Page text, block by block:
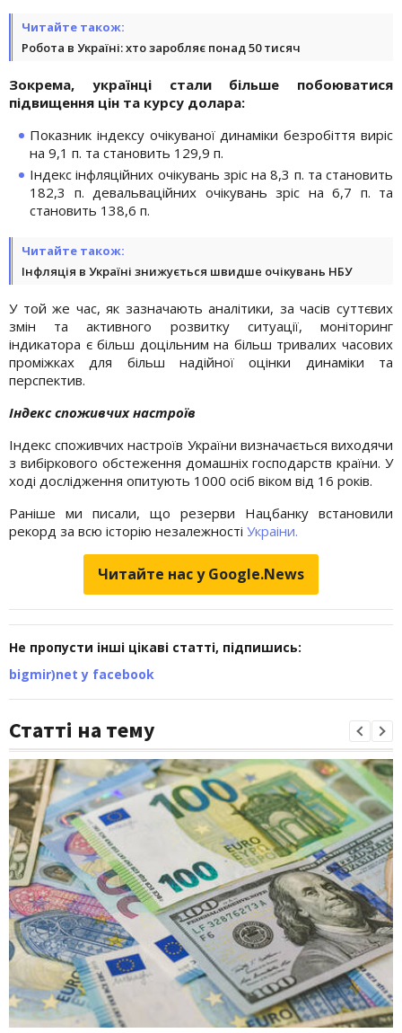
Читайте також:
Робота в Україні: хто заробляє понад 50 тисяч
Зокрема, українці стали більше побоюватися
підвищення цін та курсу долара:
Показник індексу очікуваної динаміки безробіття виріс
на 9,1 п. та становить 129,9 п.
Індекс інфляційних очікувань зріс на 8,3 п. та становить
182,3 п. девальваційних очікувань зріс на 6,7 п. та
становить 138,6 п.
Читайте також:
Інфляція в Україні знижується швидше очікувань НБУ
У той же час, як зазначають аналітики, за часів суттєвих
змін та активного розвитку ситуації, моніторинг
індикатора є більш доцільним на більш тривалих часових
проміжках для більш надійної оцінки динаміки та
перспектив.
Індекс споживчих настроїв
Індекс споживчих настроїв України визначається виходячи
з вибіркового обстеження домашніх господарств країни. У
ході дослідження опитують 1000 осіб віком від 16 років.
Раніше ми писали, що резерви Нацбанку встановили
рекорд за всю історію незалежності Украіни.
Читайте нас у Google.News
Не пропусти інші цікаві статті, підпишись:
bigmir)net у facebook
Статті на тему